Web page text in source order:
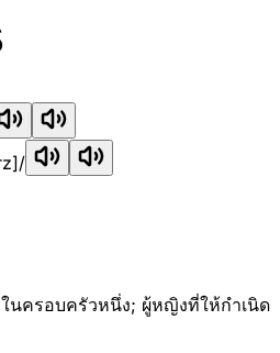
นครอบครัวหนึ่ง; ผู้หญิงที่ให้กำเนิด